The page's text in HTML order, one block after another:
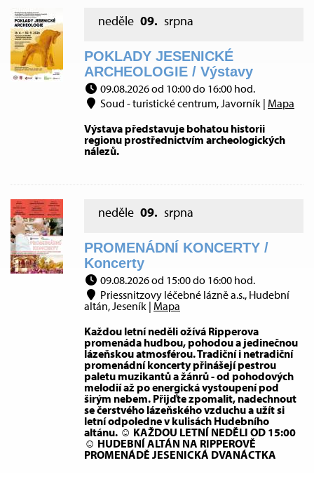
neděle 09. srpna
POKLADY JESENICKÉ
ARCHEOLOGIE / Výstavy
09.08.2026 od 10:00 do 16:00 hod.
Soud - turistické centrum, Javorník | Mapa
Výstava představuje bohatou historii
regionu prostřednictvím archeologických
nálezů.
neděle 09. srpna
PROMENÁDNÍ KONCERTY /
Koncerty
09.08.2026 od 15:00 do 16:00 hod.
Priessnitzovy léčebné lázně a.s., Hudební
altán, Jeseník | Mapa
Každou letní neděli ožívá Ripperova
promenáda hudbou, pohodou a jedinečnou
lázeňskou atmosférou. Tradiční i netradiční
promenádní koncerty přinášejí pestrou
paletu muzikantů a žánrů - od pohodových
melodií až po energická vystoupení pod
širým nebem. Přijďte zpomalit, nadechnout
se čerstvého lázeňského vzduchu a užít si
letní odpoledne v kulisách Hudebního
altánu. ☺ KAŽDOU LETNÍ NEDĚLI OD 15:00
☺ HUDEBNÍ ALTÁN NA RIPPEROVĚ
PROMENÁDĚ JESENICKÁ DVANÁCTKA